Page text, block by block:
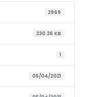
2969
230.36 KB
1
05/04/2021